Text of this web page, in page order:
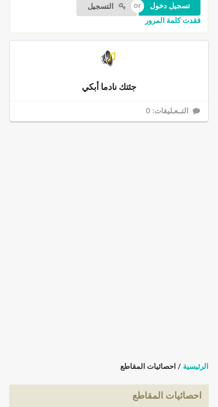
التسجيل
فقدت كلمة المرور
جئتك نادما أبكي
التــعـليقات: 0
الرئيسية / احصائيات المقاطع
احصائيات المقاطع